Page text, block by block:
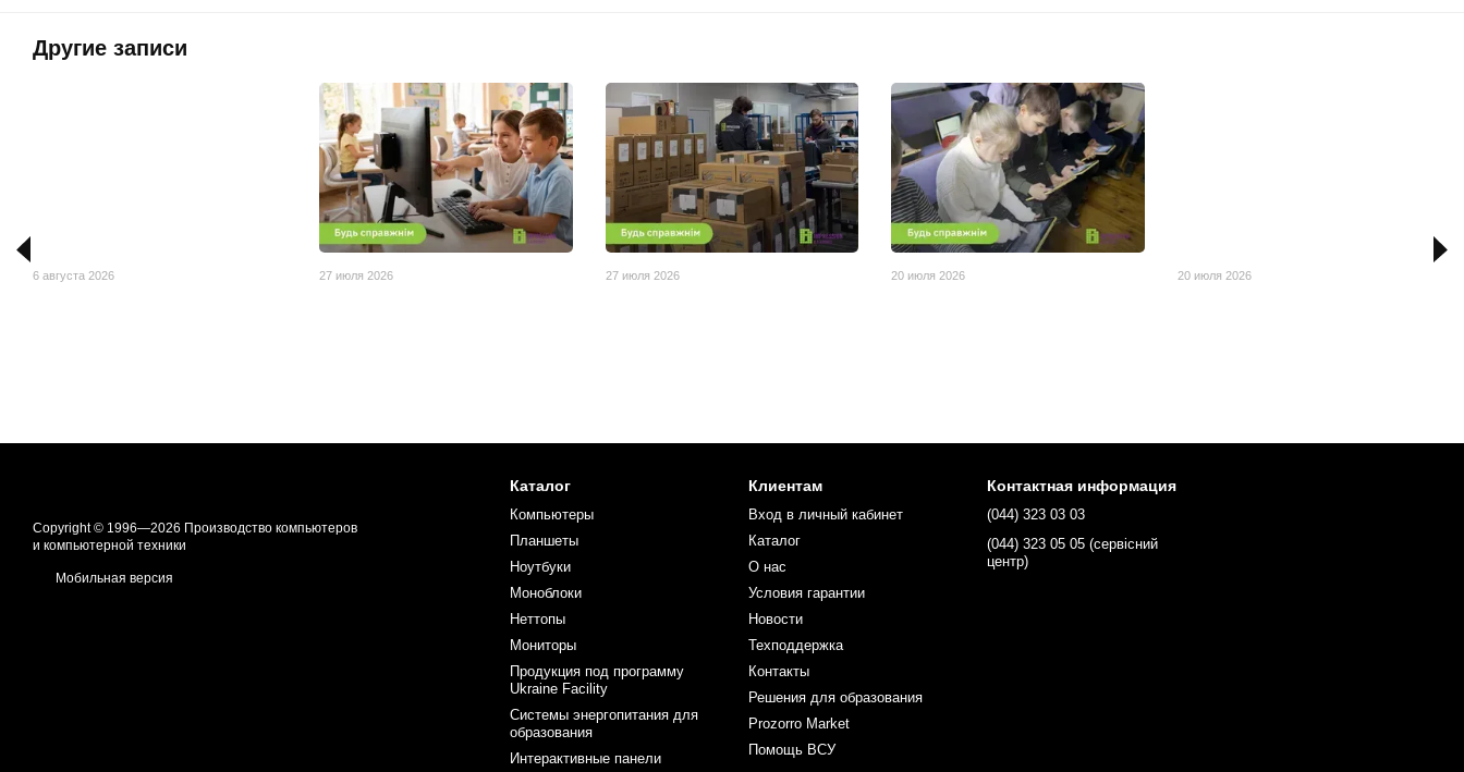
Другие записи
6 августа 2026 27 июля 2026 27 июля 2026 20 июля 2026 20 июля 2026
Copyright © 1996—2026 Производство компьютеров
и компьютерной техники
Мобильная версия
Каталог
Компьютеры
Планшеты
Ноутбуки
Моноблоки
Неттопы
Мониторы
Продукция под программу
Ukraine Facility
Системы энергопитания для
образования
Интерактивные панели
Клиентам
Вход в личный кабинет
Каталог
О нас
Условия гарантии
Новости
Техподдержка
Контакты
Решения для образования
Prozorro Market
Помощь ВСУ
Контактная информация
(044) 323 03 03
(044) 323 05 05 (сервісний
центр)